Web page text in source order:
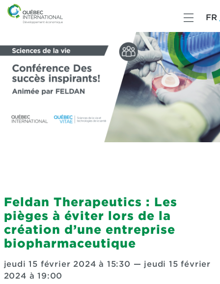
FR
Feldan Therapeutics : Les
pièges à éviter lors de la
création d’une entreprise
biopharmaceutique
jeudi 15 février 2024 à 15:30 — jeudi 15 février
2024 à 19:00